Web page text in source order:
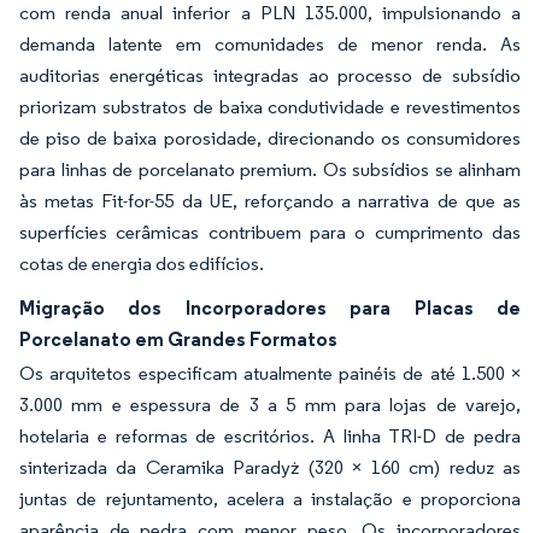
com renda anual inferior a PLN 135.000, impulsionando a
demanda latente em comunidades de menor renda. As
auditorias energéticas integradas ao processo de subsídio
priorizam substratos de baixa condutividade e revestimentos
de piso de baixa porosidade, direcionando os consumidores
para linhas de porcelanato premium. Os subsídios se alinham
às metas Fit-for-55 da UE, reforçando a narrativa de que as
superfícies cerâmicas contribuem para o cumprimento das
cotas de energia dos edifícios.
Migração dos Incorporadores para Placas de
Porcelanato em Grandes Formatos
Os arquitetos especificam atualmente painéis de até 1.500 ×
3.000 mm e espessura de 3 a 5 mm para lojas de varejo,
hotelaria e reformas de escritórios. A linha TRI-D de pedra
sinterizada da Ceramika Paradyż (320 × 160 cm) reduz as
juntas de rejuntamento, acelera a instalação e proporciona